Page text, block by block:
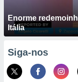
Enorme
Itália
Siga-nos